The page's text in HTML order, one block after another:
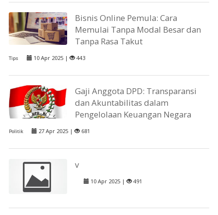
Bisnis Online Pemula: Cara
Memulai Tanpa Modal Besar dan
Tanpa Rasa Takut
Tips 10 Apr 2025 | 443
Gaji Anggota DPD: Transparansi
dan Akuntabilitas dalam
Pengelolaan Keuangan Negara
Politik 27 Apr 2025 | 681
v
10 Apr 2025 | 491